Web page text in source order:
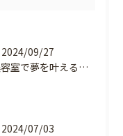
2024/09/27
美容室で夢を叶える！自分を磨く新たなチャンス
2024/07/03